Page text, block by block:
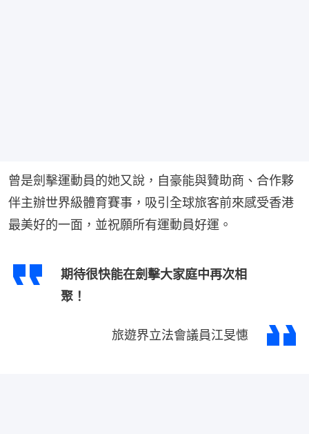
曾是劍擊運動員的她又說，自豪能與贊助商、合作夥
伴主辦世界級體育賽事，吸引全球旅客前來感受香港
最美好的一面，並祝願所有運動員好運。
期待很快能在劍擊大家庭中再次相
聚！
旅遊界立法會議員江旻憓